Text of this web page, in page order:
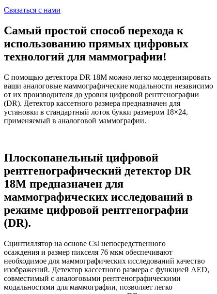
Связаться с нами
Самый простой способ перехода к
использованию прямых цифровых
технологий для маммографии!
С помощью детектора DR 18M можно легко модернизировать
ваши аналоговые маммографические модальности независимо
от их производителя до уровня цифровой рентгенографии
(DR). Детектор кассетного размера предназначен для
установки в стандартный лоток букки размером 18×24,
применяемый в аналоговой маммографии.
Плоскопанельный цифровой
рентгенографический детектор DR
18M предназначен для
маммографических исследований в
режиме цифровой рентгенографии
(DR).
Сцинтиллятор на основе CsI непосредственного
осаждения и размер пикселя 76 мкм обеспечивают
необходимое для маммографических исследований качество
изображений. Детектор кассетного размера с функцией AED,
совместимый с аналоговыми рентгенографическими
модальностями для маммографии, позволяет легко